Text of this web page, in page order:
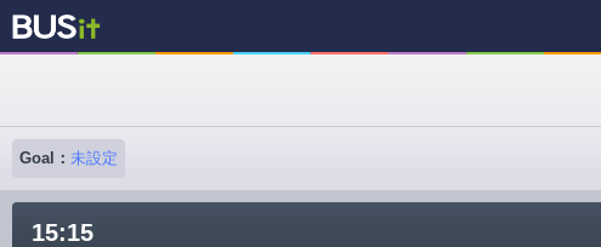
Goal： 未設定
15:15